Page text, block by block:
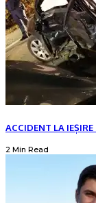
ACCIDENT LA
2 Min Read